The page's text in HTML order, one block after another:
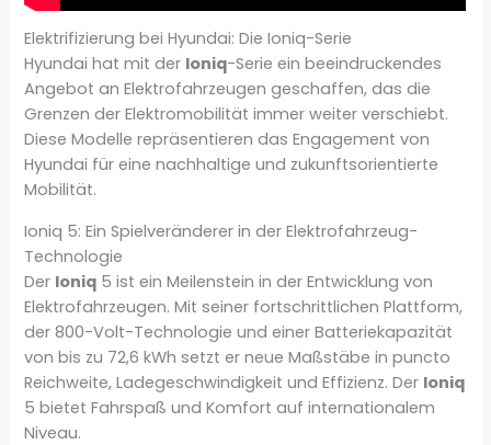
Elektrifizierung bei Hyundai: Die Ioniq-Serie
Hyundai hat mit der Ioniq-Serie ein beeindruckendes
Angebot an Elektrofahrzeugen geschaffen, das die
Grenzen der Elektromobilität immer weiter verschiebt.
Diese Modelle repräsentieren das Engagement von
Hyundai für eine nachhaltige und zukunftsorientierte
Mobilität.
Ioniq 5: Ein Spielveränderer in der Elektrofahrzeug-
Technologie
Der Ioniq 5 ist ein Meilenstein in der Entwicklung von
Elektrofahrzeugen. Mit seiner fortschrittlichen Plattform,
der 800-Volt-Technologie und einer Batteriekapazität
von bis zu 72,6 kWh setzt er neue Maßstäbe in puncto
Reichweite, Ladegeschwindigkeit und Effizienz. Der Ioniq
5 bietet Fahrspaß und Komfort auf internationalem
Niveau.